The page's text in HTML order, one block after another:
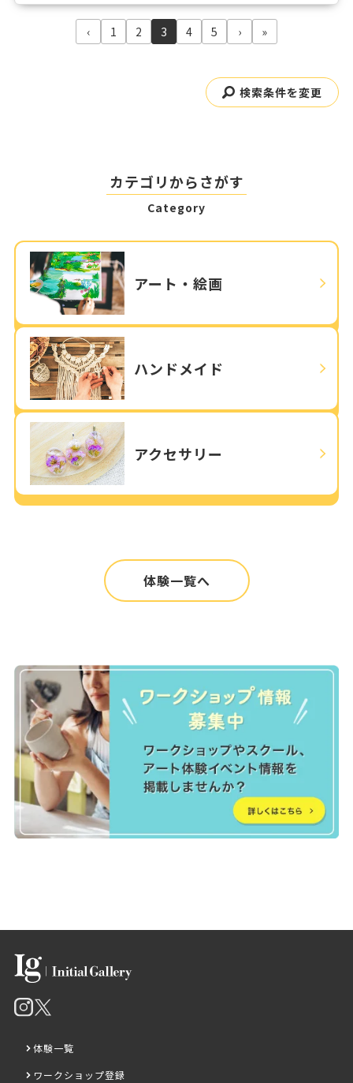
‹ 1 2 3 4 5 › »
検索条件を変更
カテゴリからさがす
Category
アート・絵画
ハンドメイド
アクセサリー
体験一覧へ
体験一覧
ワークショップ登録